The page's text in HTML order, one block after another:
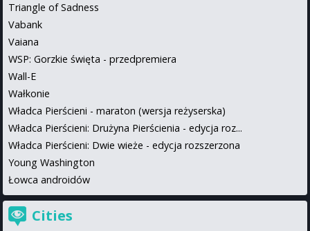
Triangle of Sadness
Vabank
Vaiana
WSP: Gorzkie święta - przedpremiera
Wall-E
Wałkonie
Władca Pierścieni - maraton (wersja reżyserska)
Władca Pierścieni: Drużyna Pierścienia - edycja roz...
Władca Pierścieni: Dwie wieże - edycja rozszerzona
Young Washington
Łowca androidów
Cities